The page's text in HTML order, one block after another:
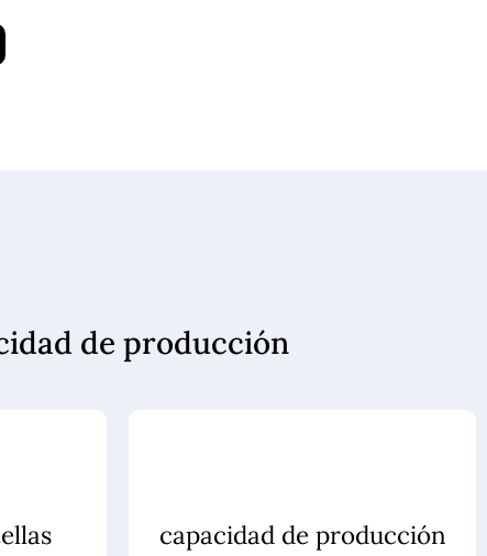
de producción
capacidad de producción